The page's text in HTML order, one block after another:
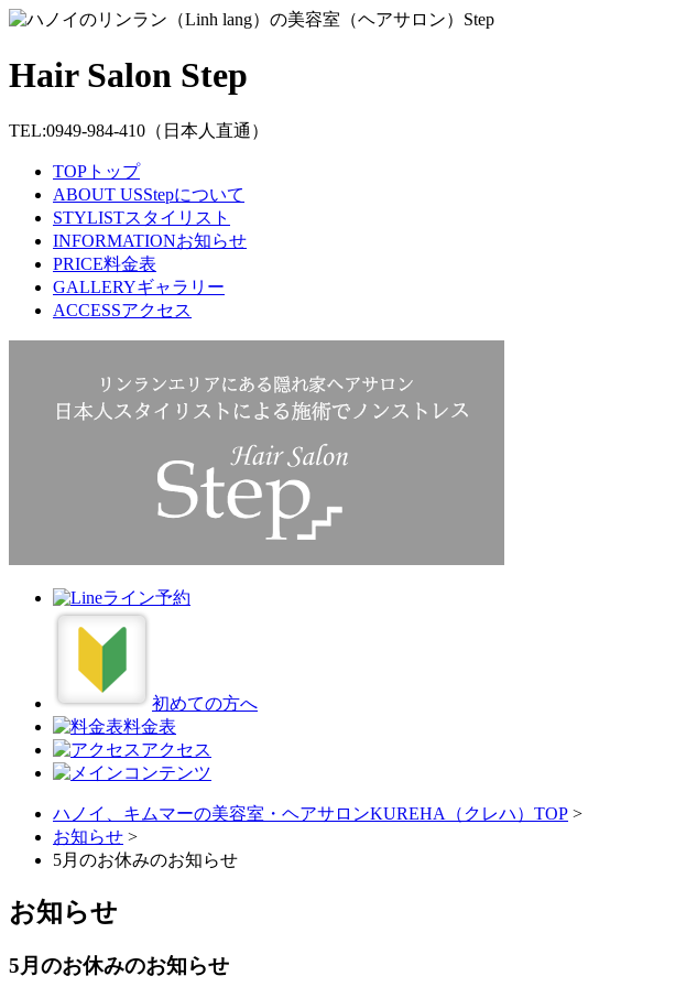
Hair Salon Step
TEL:0949-984-410 （日本人直通）
TOP トップ
ABOUT USStepについて
STYLISTスタイリスト
INFORMATIONお知らせ
PRICE料金表
GALLERYギャラリー
ACCESSアクセス
ライン予約
初めての方へ
料金表
アクセス
ハノイ、キムマーの美容室・ヘアサロンKUREHA（クレハ）TOP >
お知らせ >
5月のお休みのお知らせ
お知らせ
5月のお休みのお知らせ